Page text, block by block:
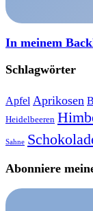
In meinem
Schlagwörter
Apfel Aprikosen
Heidelbeeren
Sahne
Abonniere